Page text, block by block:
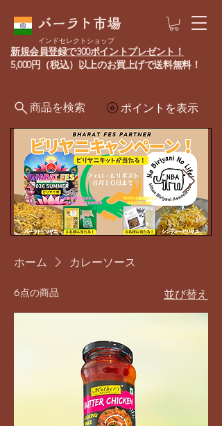
バーラト市場
ポイントを表示
新規会員登録で300ポイントプレゼント！
5,000円（税込）以上のお買上げで送料無料！
インドセレクトショップ
商品を検索
ホーム カレーソース
6点の商品 並び替え